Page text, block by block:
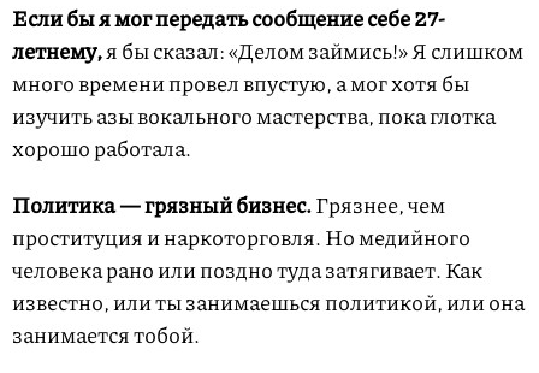
Если бы я мог передать сообщение себе 27-
летнему,я бы сказал: «Делом займись!» Я слишком
много времени провел впустую, а мог хотя бы
изучить азы вокального мастерства, пока глотка
хорошо работала.
Политика — грязный бизнес.Грязнее, чем
проституция и наркоторговля. Но медийного
человека рано или поздно туда затягивает. Как
известно, или ты занимаешься политикой, или она
занимается тобой.